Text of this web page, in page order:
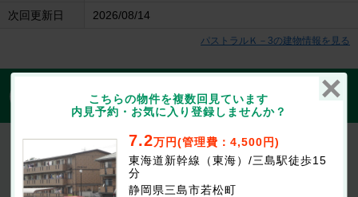
次回更新日 2026/08/14
パストラルＫ－3の建物情報を見る
この物件にお問合せする
パストラルＫ－3
7.2万円(管理費等：4,500円)
敷 なし
2LDK / 56㎡ / 1階
こちらの物件を複数回見ています
内見予約・お気に入り登録しませんか？
7.2万円(管理費：4,500円)
東海道新幹線（東海）/三島駅徒歩15
分
静岡県三島市若松町